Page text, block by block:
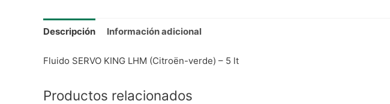
Descripción Información adicional
Fluido SERVO KING LHM (Citroën-verde) – 5 lt
Productos relacionados